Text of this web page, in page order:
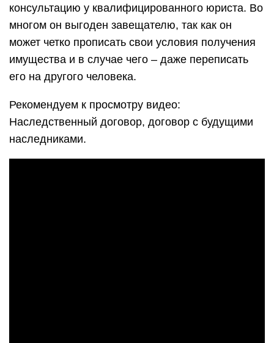
консультацию у квалифицированного юриста. Во
многом он выгоден завещателю, так как он
может четко прописать свои условия получения
имущества и в случае чего – даже переписать
его на другого человека.
Рекомендуем к просмотру видео:
Наследственный договор, договор с будущими
наследниками.